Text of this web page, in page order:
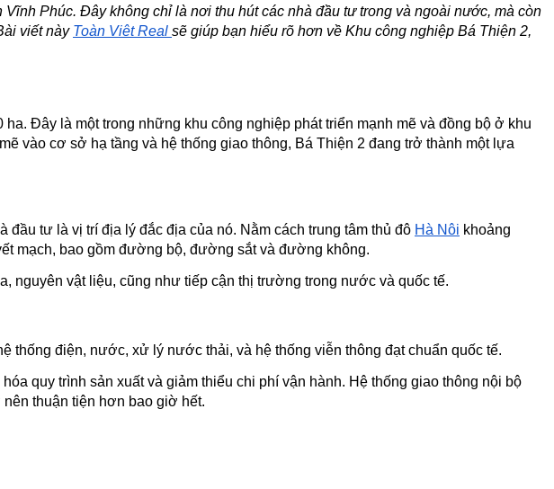
Phúc. Đây không chỉ là nơi thu hút các nhà đầu tư trong và ngoài nước, mà còn
viết này Toàn Việt Real sẽ giúp bạn hiểu rõ hơn về Khu công nghiệp Bá Thiện 2,
Đây là một trong những khu công nghiệp phát triển mạnh mẽ và đồng bộ ở khu
vào cơ sở hạ tầng và hệ thống giao thông, Bá Thiện 2 đang trở thành một lựa
tư là vị trí địa lý đắc địa của nó. Nằm cách trung tâm thủ đô Hà Nội khoảng
mạch, bao gồm đường bộ, đường sắt và đường không.
nguyên vật liệu, cũng như tiếp cận thị trường trong nước và quốc tế.
điện, nước, xử lý nước thải, và hệ thống viễn thông đạt chuẩn quốc tế.
quy trình sản xuất và giảm thiểu chi phí vận hành. Hệ thống giao thông nội bộ
thuận tiện hơn bao giờ hết.